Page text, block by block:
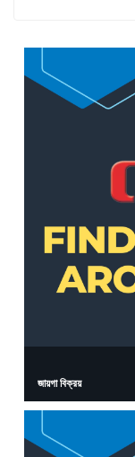
জায়গা বিক্রয়